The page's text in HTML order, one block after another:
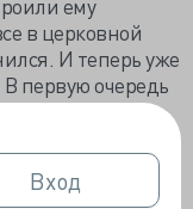
Вход
Вход
в церковной
И теперь уже
первую очередь
что
ему на
На что в ответ